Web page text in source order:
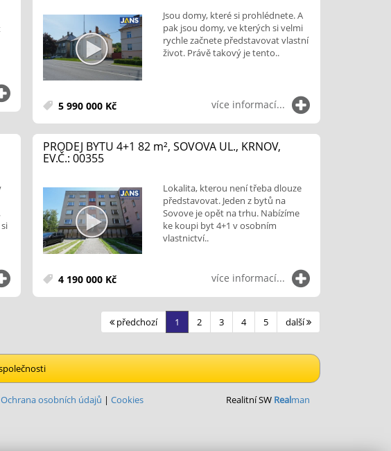
Jsou domy, které si prohlédnete. A
pak jsou domy, ve kterých si velmi
rychle začnete představovat vlastní
život. Právě takový je tento..
5 990 000 Kč více informací...
PRODEJ BYTU 4+1 82 m², SOVOVA UL., KRNOV,
EV.Č.: 00355
Lokalita, kterou není třeba dlouze
představovat. Jeden z bytů na
Sovove je opět na trhu. Nabízíme
ke koupi byt 4+1 v osobním
vlastnictví..
4 190 000 Kč více informací...
předchozí 1 2 3 4 5 další
Ochrana osobních údajů | Cookies Realitní SW Realman